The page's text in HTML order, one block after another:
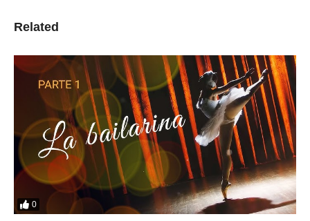
Related
0